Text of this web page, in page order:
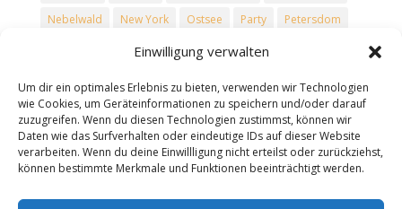
Einwilligung verwalten
Um dir ein optimales Erlebnis zu bieten, verwenden wir Technologien
wie Cookies, um Geräteinformationen zu speichern und/oder darauf
zuzugreifen. Wenn du diesen Technologien zustimmst, können wir
Daten wie das Surfverhalten oder eindeutige IDs auf dieser Website
verarbeiten. Wenn du deine Einwillligung nicht erteilst oder zurückziehst,
können bestimmte Merkmale und Funktionen beeinträchtigt werden.
Nebelwald
New York Ostsee Party
Petersdom
Regenwald Reise Reisen
Spanien
Tower Bridge Trevi-Brunnen
Urlaub
USA
Vatikan Vulkane Washington D.C. Winter